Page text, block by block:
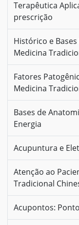
Terapêutica
prescrição
Histórico e
Medicina
Fatores
Medicina
Bases de
Energia
Acupuntura e
Atenção ao
Tradicional
Acupontos: